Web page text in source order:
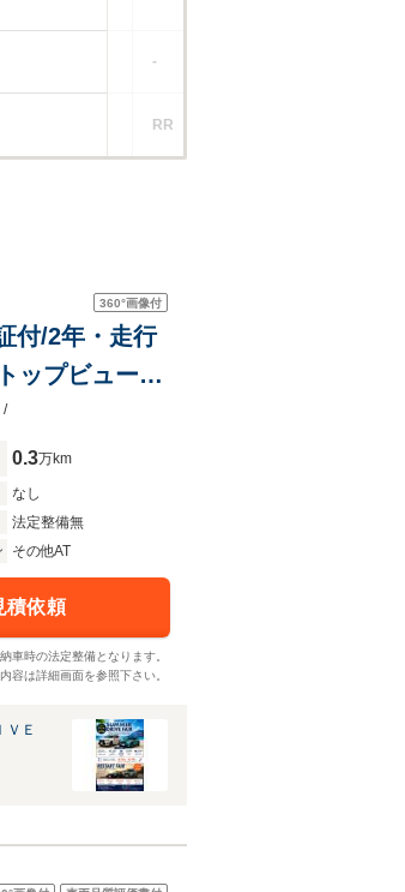
-
RR
360°画像付
付/2年・走行
プビューカ
マンカード
/
0.3万km
なし
法定整備無
その他AT
積依頼
車時の法定整備となります。
容は詳細画面を参照下さい。
ＶＥ